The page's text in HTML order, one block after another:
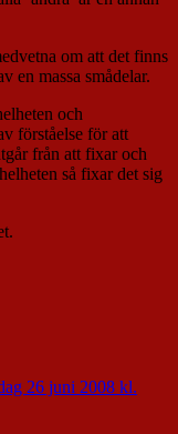
om att det finns
en massa smådelar.
och
förståelse för att
från att fixar och
så fixar det sig
26 juni 2008 kl.